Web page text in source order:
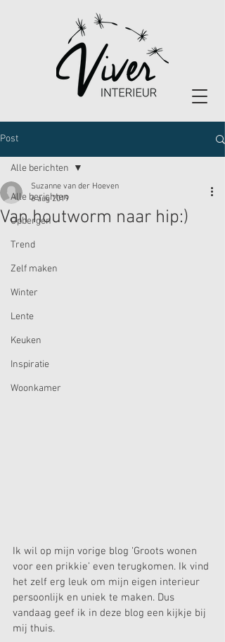
Post
Alle berichten
Opbergen
Trend
Zelf maken
Winter
Lente
Keuken
Inspiratie
Woonkamer
Alle berichten
Van houtworm naar hip:)
Suzanne van der Hoeven
6 aug 2019
Ik wil op mijn vorige blog ‘Groots wonen
voor een prikkie’ even terugkomen. Ik vind
het zelf erg leuk om mijn eigen interieur
persoonlijk en uniek te maken. Dus
vandaag geef ik in deze blog een kijkje bij
mij thuis.